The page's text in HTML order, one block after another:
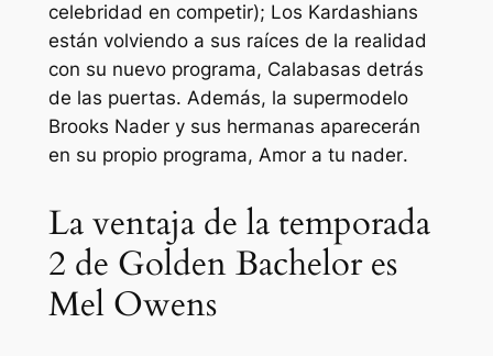
celebridad en competir); Los Kardashians
están volviendo a sus raíces de la realidad
con su nuevo programa, Calabasas detrás
de las puertas. Además, la supermodelo
Brooks Nader y sus hermanas aparecerán
en su propio programa, Amor a tu nader.
La ventaja de la temporada
2 de Golden Bachelor es
Mel Owens